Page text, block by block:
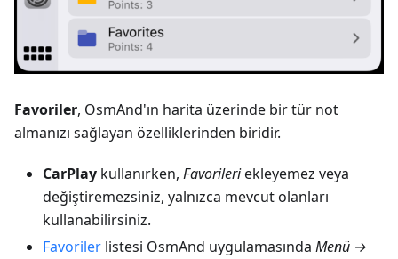
Favoriler, OsmAnd'ın harita üzerinde bir tür not
almanızı sağlayan özelliklerinden biridir.
CarPlay kullanırken, Favorileriekleyemez veya
değiştiremezsiniz, yalnızca mevcut olanları
kullanabilirsiniz.
Favoriler listesi OsmAnd uygulamasında Menü →